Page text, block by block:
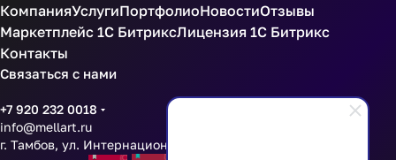
КомпанияУслугиПортфолиоНовостиОтзывы
Маркетплейс 1С БитриксЛицензия 1С Битрикс
Контакты
Связаться с нами
+7 920 232 0018
info@mellart.ru
г. Тамбов, ул. Интернациональная 16 оф 201